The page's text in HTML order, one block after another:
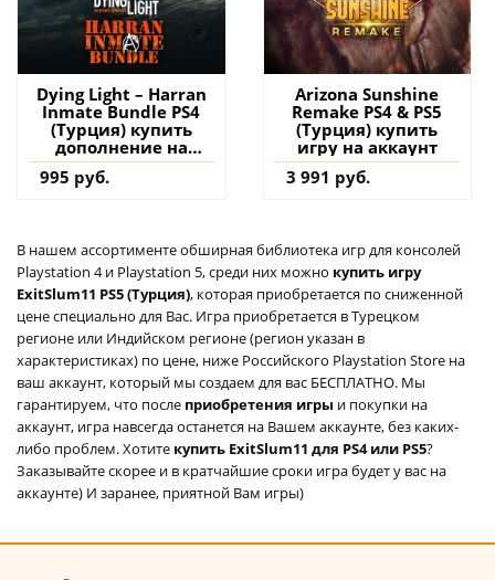
Dying Light – Harran
Inmate Bundle PS4
(Турция) купить
дополнение на
аккаунт
995 руб.
Arizona Sunshine
Remake PS4 & PS5
(Турция) купить
игру на аккаунт
3 991 руб.
В нашем ассортименте обширная библиотека игр для консолей
Playstation 4 и Playstation 5, среди них можно купить игру
ExitSlum11 PS5 (Турция), которая приобретается по сниженной
цене специально для Вас. Игра приобретается в Турецком
регионе или Индийском регионе (регион указан в
характеристиках) по цене, ниже Российского Playstation Store на
ваш аккаунт, который мы создаем для вас БЕСПЛАТНО. Мы
гарантируем, что после приобретения игры и покупки на
аккаунт, игра навсегда останется на Вашем аккаунте, без каких-
либо проблем. Хотите купить ExitSlum11 для PS4 или PS5?
Заказывайте скорее и в кратчайшие сроки игра будет у вас на
аккаунте) И заранее, приятной Вам игры)